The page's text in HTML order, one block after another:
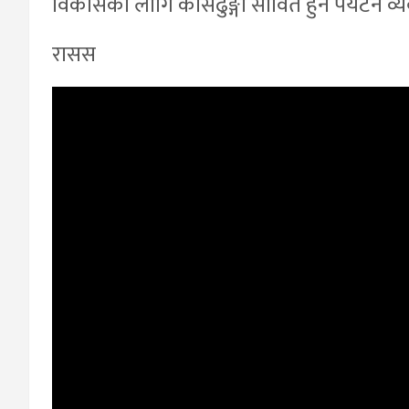
रासस